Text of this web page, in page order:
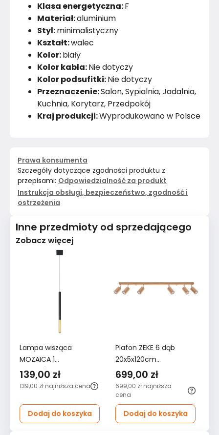
Klasa energetyczna:F
Materiał:aluminium
Styl:minimalistyczny
Kształt:walec
Kolor:biały
Kolor kabla:Nie dotyczy
Kolor podsufitki:Nie dotyczy
Przeznaczenie:Salon, Sypialnia, Jadalnia,
Kuchnia, Korytarz, Przedpokój
Kraj produkcji:Wyprodukowano w Polsce
Prawa konsumenta
Szczegóły dotyczące zgodności produktu z
przepisami: Odpowiedzialność za produkt
Instrukcja obsługi, bezpieczeństwo, zgodność i
ostrzeżenia
Inne przedmioty od sprzedającego
Zobacz więcej
Lampa wisząca
MOZAICA 1
czarny/złoto
100x8x8cm
salonu
139,00 zł
139,00 zł najniższa cena
Dodaj do koszyka
Plafon ZEKE 6 dąb
20x5x120cm
nowoczesna lampa
GU10 do salonu
699,00 zł
699,00 zł najniższa
cena
Dodaj do koszyka